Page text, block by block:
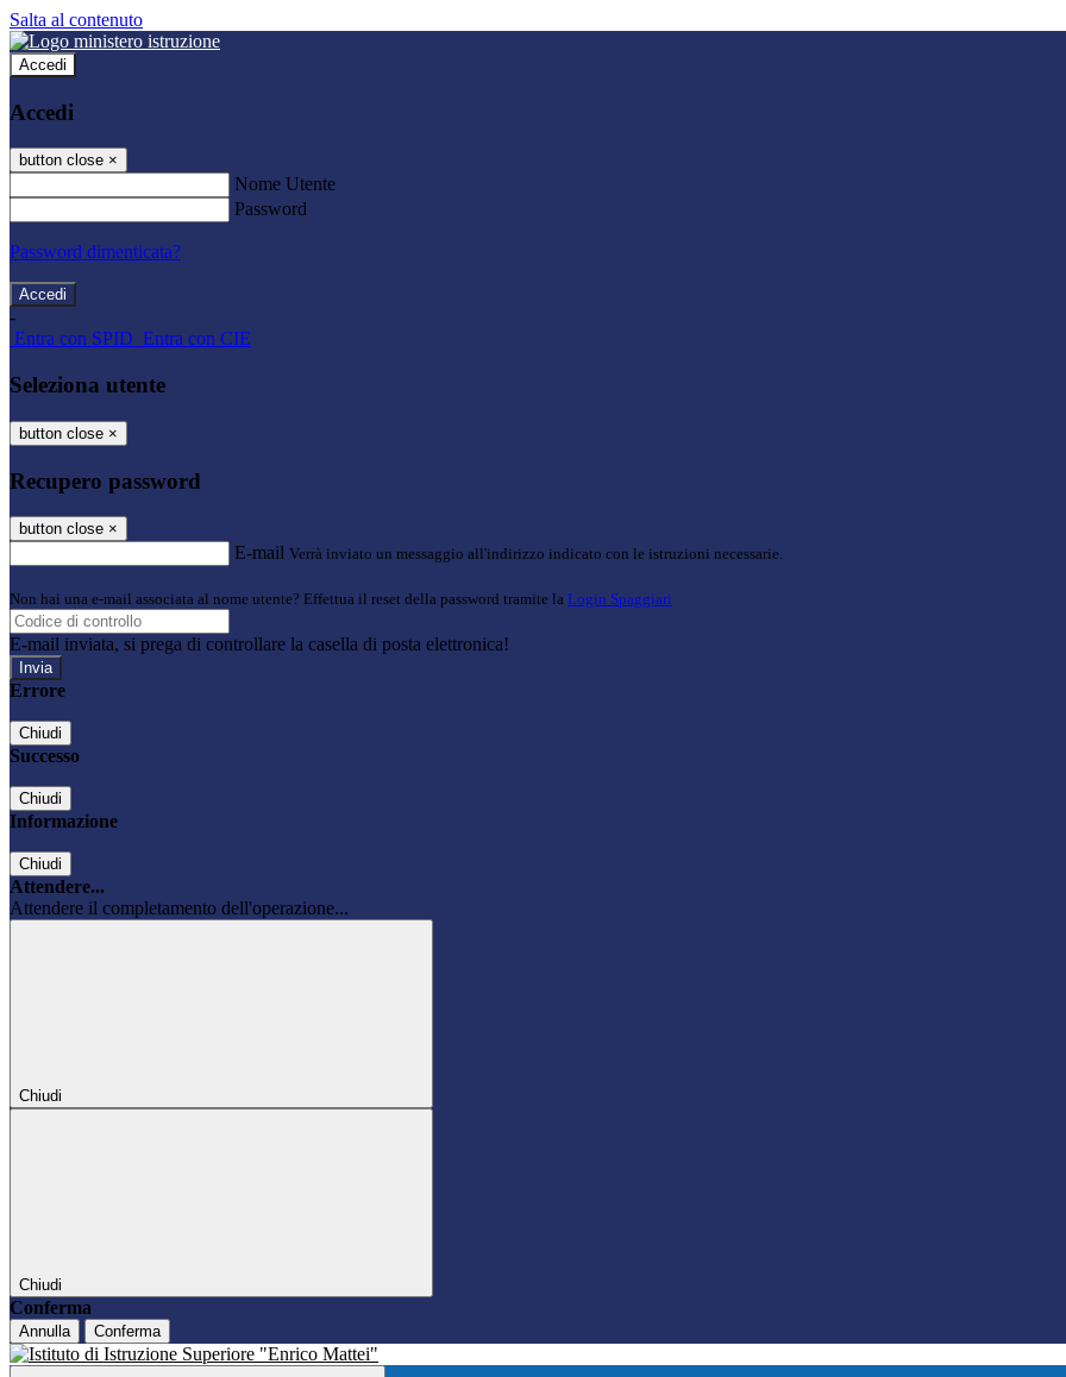
Salta al contenuto
Accedi
Accedi
button close ×
Nome Utente
Password
Password dimenticata?
-
Entra con SPID Entra con CIE
Seleziona utente
button close ×
Recupero password
button close ×
E-mail Verrà inviato un messaggio all'indirizzo indicato con le istruzioni necessarie.
Non hai una e-mail associata al nome utente? Effettua il reset della password tramite la Login Spaggiari
E-mail inviata, si prega di controllare la casella di posta elettronica!
Errore
Chiudi
Successo
Chiudi
Informazione
Chiudi
Attendere...
Attendere il completamento dell'operazione...
Chiudi
Chiudi
Conferma
Annulla Conferma